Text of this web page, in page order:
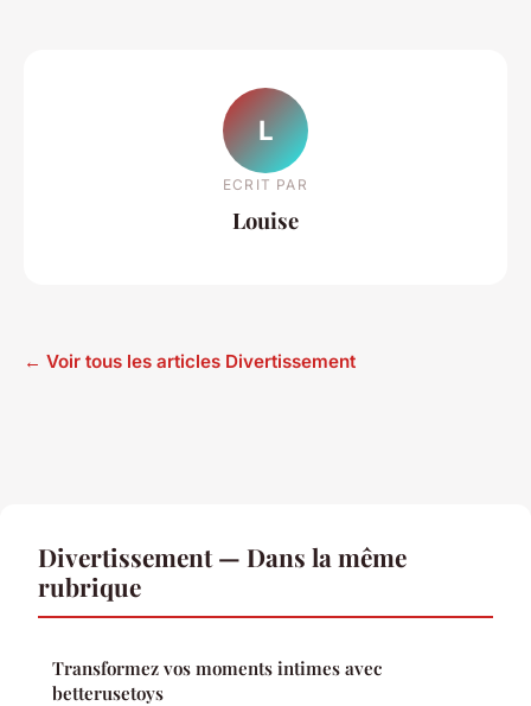
L
ECRIT PAR
Louise
← Voir tous les articles Divertissement
Divertissement — Dans la même
rubrique
Transformez vos moments intimes avec
betterusetoys